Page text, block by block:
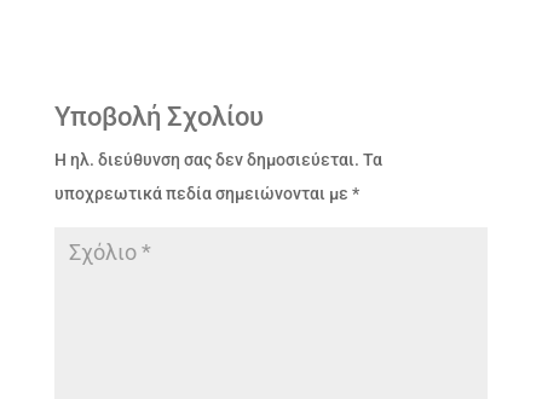
Υποβολή Σχολίου
Η ηλ. διεύθυνση σας δεν δημοσιεύεται. Τα
υποχρεωτικά πεδία σημειώνονται με *